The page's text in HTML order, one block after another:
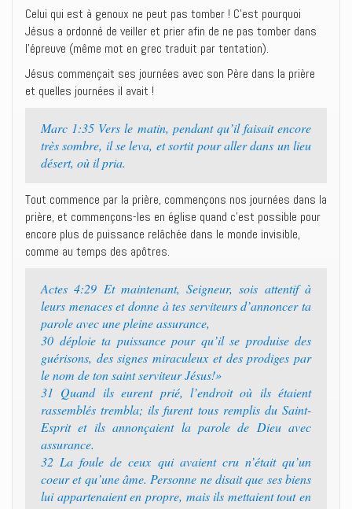
Celui qui est à genoux ne peut pas tomber ! C’est pourquoi
Jésus a ordonné de veiller et prier afin de ne pas tomber dans
l’épreuve (même mot en grec traduit par tentation).
Jésus commençait ses journées avec son Père dans la prière
et quelles journées il avait !
Marc 1:35 Vers le matin, pendant qu’il faisait encore
très sombre, il se leva, et sortit pour aller dans un lieu
désert, où il pria.
Tout commence par la prière, commençons nos journées dans la
prière, et commençons-les en église quand c’est possible pour
encore plus de puissance relâchée dans le monde invisible,
comme au temps des apôtres.
Actes 4:29 Et maintenant, Seigneur, sois attentif à
leurs menaces et donne à tes serviteurs d’annoncer ta
parole avec une pleine assurance,
30 déploie ta puissance pour qu’il se produise des
guérisons, des signes miraculeux et des prodiges par
le nom de ton saint serviteur Jésus!»
31 Quand ils eurent prié, l’endroit où ils étaient
rassemblés trembla; ils furent tous remplis du Saint-
Esprit et ils annonçaient la parole de Dieu avec
assurance.
32 La foule de ceux qui avaient cru n’était qu’un
coeur et qu’une âme. Personne ne disait que ses biens
lui appartenaient en propre, mais ils mettaient tout en